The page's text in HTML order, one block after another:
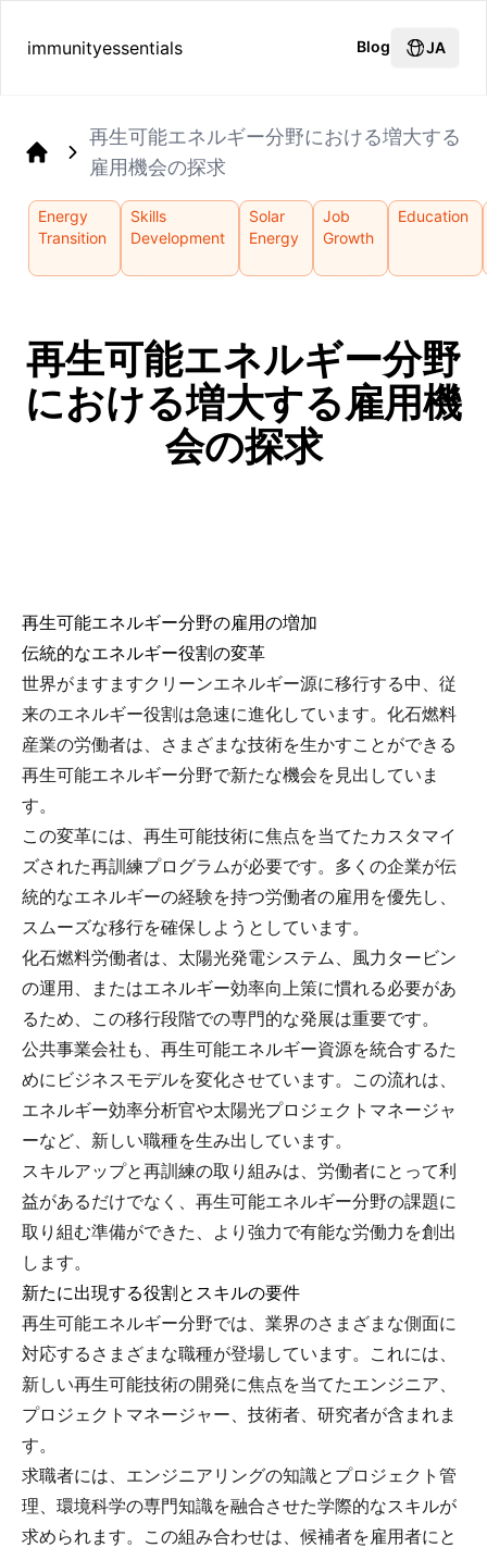
immunityessentials Blog JA
再生可能エネルギー分野における増大する
雇用機会の探求
Energy
Transition
Skills
Development
Solar
Energy
Job
Growth
Education
再生可能エネルギー分野
における増大する雇用機
会の探求
再生可能エネルギー分野の雇用の増加
伝統的なエネルギー役割の変革
世界がますますクリーンエネルギー源に移行する中、従
来のエネルギー役割は急速に進化しています。化石燃料
産業の労働者は、さまざまな技術を生かすことができる
再生可能エネルギー分野で新たな機会を見出していま
す。
この変革には、再生可能技術に焦点を当てたカスタマイ
ズされた再訓練プログラムが必要です。多くの企業が伝
統的なエネルギーの経験を持つ労働者の雇用を優先し、
スムーズな移行を確保しようとしています。
化石燃料労働者は、太陽光発電システム、風力タービン
の運用、またはエネルギー効率向上策に慣れる必要があ
るため、この移行段階での専門的な発展は重要です。
公共事業会社も、再生可能エネルギー資源を統合するた
めにビジネスモデルを変化させています。この流れは、
エネルギー効率分析官や太陽光プロジェクトマネージャ
ーなど、新しい職種を生み出しています。
スキルアップと再訓練の取り組みは、労働者にとって利
益があるだけでなく、再生可能エネルギー分野の課題に
取り組む準備ができた、より強力で有能な労働力を創出
します。
新たに出現する役割とスキルの要件
再生可能エネルギー分野では、業界のさまざまな側面に
対応するさまざまな職種が登場しています。これには、
新しい再生可能技術の開発に焦点を当てたエンジニア、
プロジェクトマネージャー、技術者、研究者が含まれま
す。
求職者には、エンジニアリングの知識とプロジェクト管
理、環境科学の専門知識を融合させた学際的なスキルが
求められます。この組み合わせは、候補者を雇用者にと